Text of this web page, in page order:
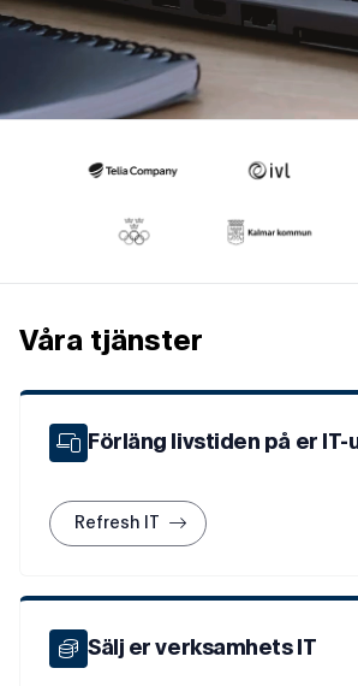
Våra tjänster
Förläng livstiden på er
Refresh IT
Sälj er verksamhets IT